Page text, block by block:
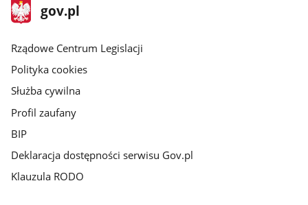
stopka
gov.plStrona
gov.pl
Rządowe Centrum Legislacji
Polityka cookies
Służba cywilna
Profil zaufany
BIP
Deklaracja dostępności serwisu Gov.pl
Klauzula RODO